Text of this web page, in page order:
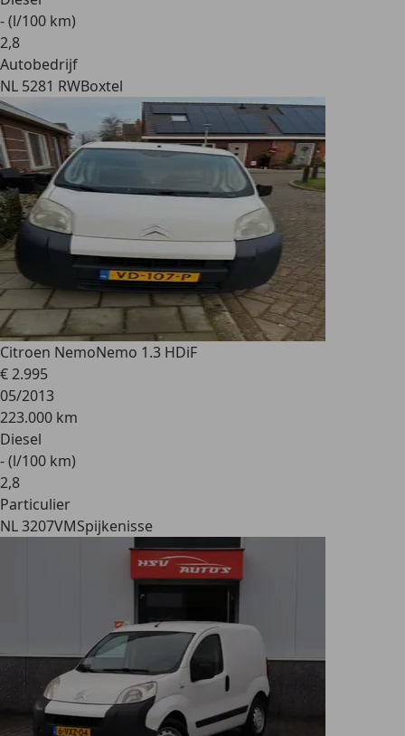
- (l/100 km)
2,8
Autobedrijf
NL 5281 RWBoxtel
Citroen NemoNemo 1.3 HDiF
€ 2.995
05/2013
223.000 km
Diesel
- (l/100 km)
2,8
Particulier
NL 3207VMSpijkenisse